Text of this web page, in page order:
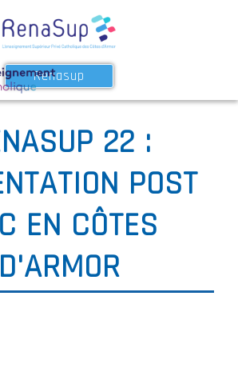
Renasup
22 :
POST
EN CÔTES
D'ARMOR